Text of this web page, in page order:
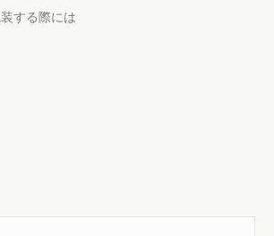
する際には